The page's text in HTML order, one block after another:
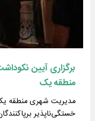
برگزاری آیین
منطقه یک
مدیریت شهری منطقه
خستگی‌ناپذیر